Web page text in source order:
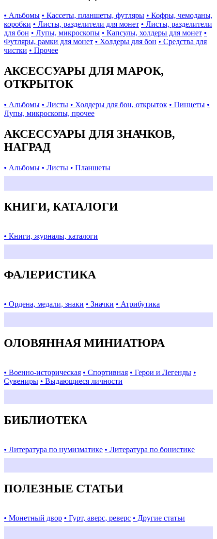
• Альбомы • Кассеты, планшеты, футляры • Кофры, чемоданы,
коробки • Листы, разделители для монет • Листы, разделители
для бон • Лупы, микроскопы • Капсулы, холдеры для монет •
Футляры, рамки для монет • Холдеры для бон • Средства для
чистки • Прочее
АКСЕССУАРЫ ДЛЯ МАРОК,
ОТКРЫТОК
• Альбомы • Листы • Холдеры для бон, открыток • Пинцеты •
Лупы, микроскопы, прочее
АКСЕССУАРЫ ДЛЯ ЗНАЧКОВ,
НАГРАД
• Альбомы • Листы • Планшеты
КНИГИ, КАТАЛОГИ
• Книги, журналы, каталоги
ФАЛЕРИСТИКА
• Ордена, медали, знаки • Значки • Атрибутика
ОЛОВЯННАЯ МИНИАТЮРА
• Военно-историческая • Спортивная • Герои и Легенды •
Сувениры • Выдающиеся личности
БИБЛИОТЕКА
• Литература по нумизматике • Литература по бонистике
ПОЛЕЗНЫЕ СТАТЬИ
• Монетный двор • Гурт, аверс, реверс • Другие статьи